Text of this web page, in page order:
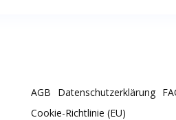
AGB Datenschutzerklärung
Cookie-Richtlinie (EU)